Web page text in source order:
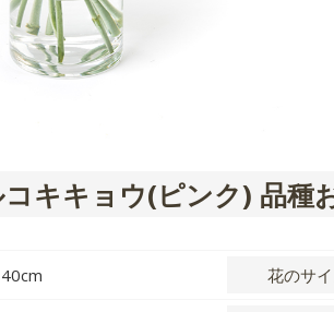
コキキョウ(ピンク) 品種
40cm 花のサ